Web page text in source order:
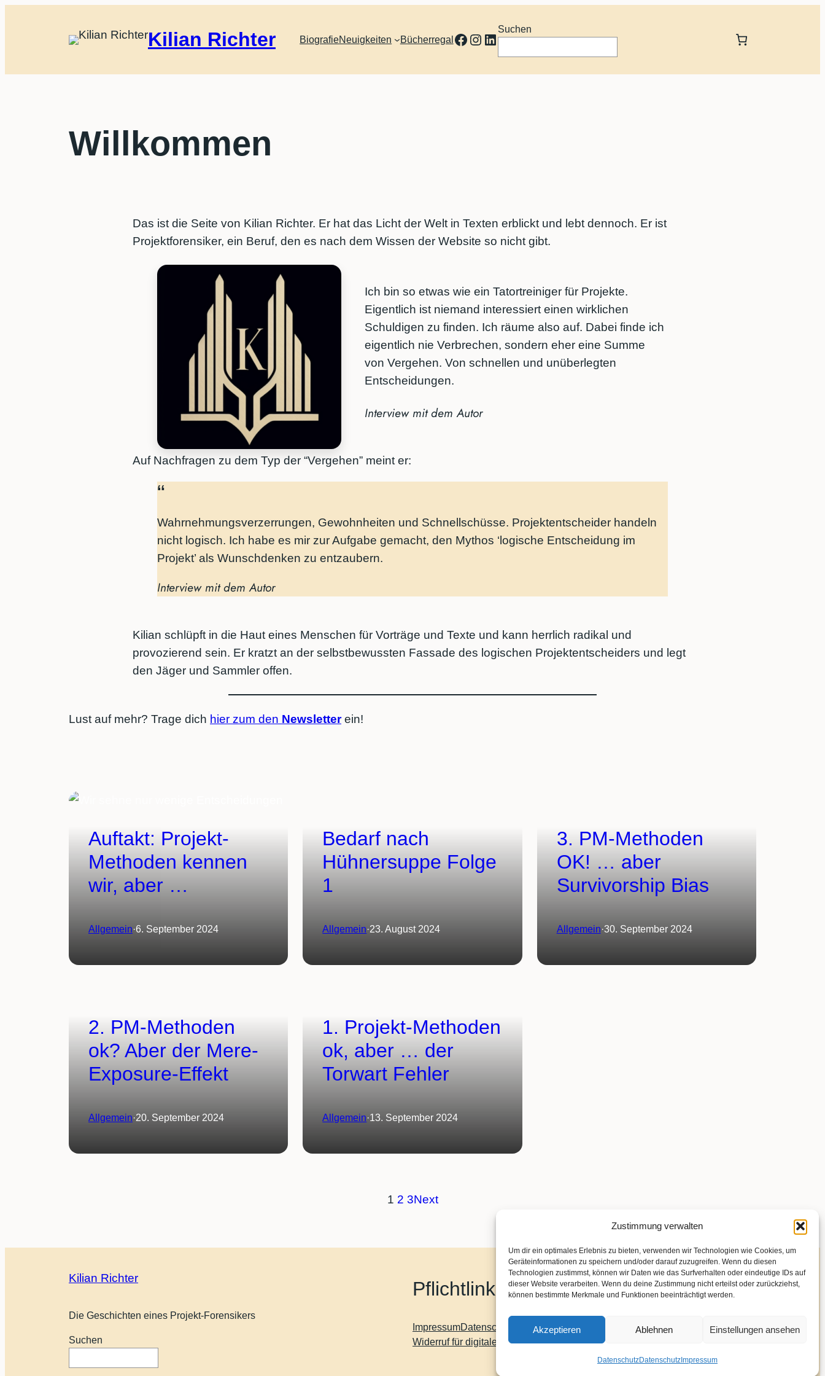
Zustimmung verwalten
Um dir ein optimales Erlebnis zu bieten, verwenden wir Technologien wie Cookies, um
Geräteinformationen zu speichern und/oder darauf zuzugreifen. Wenn du diesen
Technologien zustimmst, können wir Daten wie das Surfverhalten oder eindeutige IDs auf
dieser Website verarbeiten. Wenn du deine Zustimmung nicht erteilst oder zurückziehst,
können bestimmte Merkmale und Funktionen beeinträchtigt werden.
Akzeptieren Ablehnen Einstellungen ansehen
DatenschutzDatenschutzImpressum
Kilian Richter BiografieNeuigkeiten Bücherregal Facebook
Instagram
LinkedIn
Suchen
Willkommen
Das ist die Seite von Kilian Richter. Er hat das Licht der Welt in Texten erblickt und lebt dennoch. Er ist
Projektforensiker, ein Beruf, den es nach dem Wissen der Website so nicht gibt.
Ich bin so etwas wie ein Tatortreiniger für Projekte.
Eigentlich ist niemand interessiert einen wirklichen
Schuldigen zu finden. Ich räume also auf. Dabei finde ich
eigentlich nie Verbrechen, sondern eher eine Summe
von Vergehen. Von schnellen und unüberlegten
Entscheidungen.
Interview mit dem Autor
Auf Nachfragen zu dem Typ der “Vergehen” meint er:
Wahrnehmungsverzerrungen, Gewohnheiten und Schnellschüsse. Projektentscheider handeln
nicht logisch. Ich habe es mir zur Aufgabe gemacht, den Mythos ‘logische Entscheidung im
Projekt’ als Wunschdenken zu entzaubern.
Interview mit dem Autor
Kilian schlüpft in die Haut eines Menschen für Vorträge und Texte und kann herrlich radikal und
provozierend sein. Er kratzt an der selbstbewussten Fassade des logischen Projektentscheiders und legt
den Jäger und Sammler offen.
Lust auf mehr? Trage dich hier zum den Newsletterein!
Auftakt: Projekt-
Methoden kennen
wir, aber …
Allgemein·6. September 2024
Bedarf nach
Hühnersuppe Folge
1
Allgemein·23. August 2024
3. PM-Methoden
OK! … aber
Survivorship Bias
Allgemein·30. September 2024
2. PM-Methoden
ok? Aber der Mere-
Exposure-Effekt
Allgemein·20. September 2024
1. Projekt-Methoden
ok, aber … der
Torwart Fehler
Allgemein·13. September 2024
1 2 3Next
Kilian Richter
Die Geschichten eines Projekt-Forensikers
Suchen
Pflichtlinks
ImpressumDatenschutz
Kontaktformular
Widerruf für digitale InhalteAllgemeine Geschäftsbedingungen